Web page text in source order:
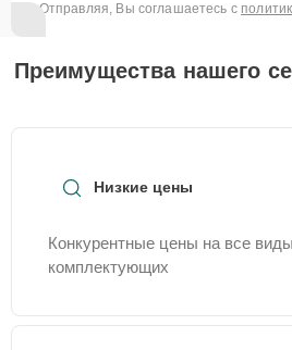
Отправляя, Вы соглашаетесь с
Преимущества нашего
Низкие цены
Конкурентные цены на все
комплектующих